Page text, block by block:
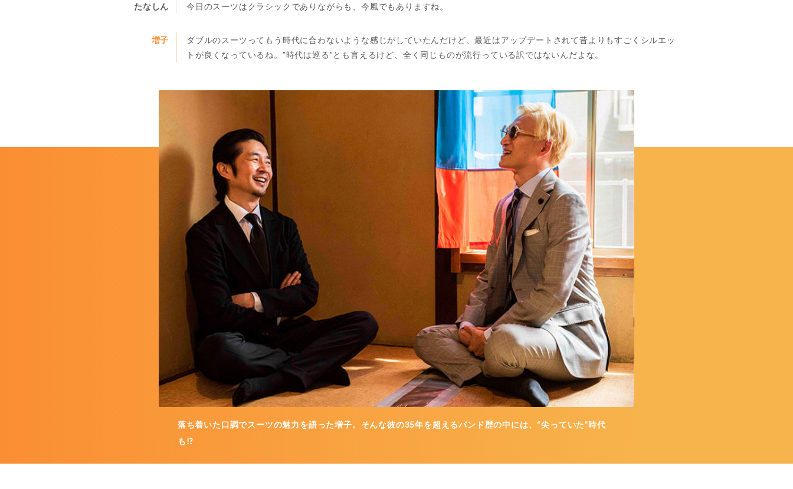
たなしん 今日のスーツはクラシックでありながらも、今風でもありますね。
増子
ダブルのスーツってもう時代に合わないような感じがしていたんだけど、最近はアップデートされて昔よりもすごくシルエッ
トが良くなっているね。”時代は巡る”とも言えるけど、全く同じものが流行っている訳ではないんだよな。
落ち着いた口調でスーツの魅力を語った増子。そんな彼の35年を超えるバンド歴の中には、“尖っていた”時代
も!?